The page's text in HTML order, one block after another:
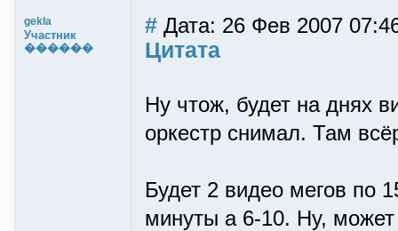
gekla
Участник
������
# Дата: 26 Фев 2007
Цитата
Ну чтож, будет на днях
оркестр снимал. Там
Будет 2 видео мегов по
минуты а 6-10. Ну,